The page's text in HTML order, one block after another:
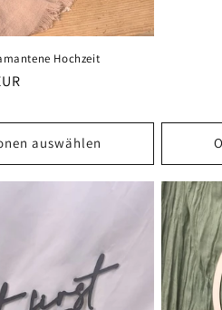
Hochzeit
auswählen